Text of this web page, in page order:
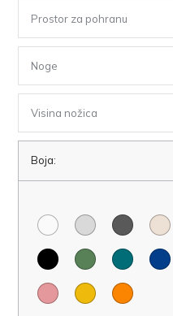
Prostor za pohranu
Noge
Visina nožica
Boja: